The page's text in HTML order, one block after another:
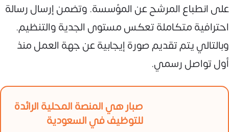
على انطباع المرشح عن المؤسسة. وتضمن إرسال رسالة
احترافية متكاملة تعكس مستوى الجدية والتنظيم.
وبالتالي يتم تقديم صورة إيجابية عن جهة العمل منذ
أول تواصل رسمي.
صبار هي المنصة المحلية الرائدة
للتوظيف في السعودية